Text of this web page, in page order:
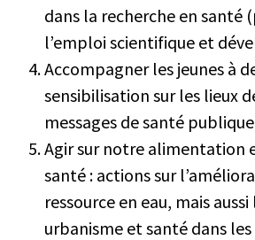
dans la recherche en
l’emploi scientifique et
Accompagner les jeunes à
sensibilisation sur les lieux
messages de santé
Agir sur notre alimentation
santé : actions sur
ressource en eau, mais
urbanisme et santé dans